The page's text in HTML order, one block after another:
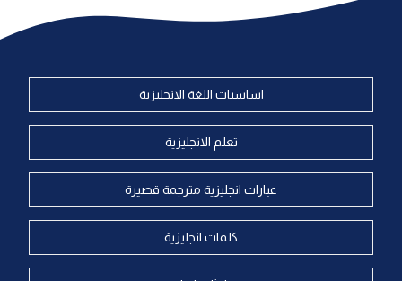
اساسيات اللغة الانجليزية
تعلم الانجليزية
عبارات انجليزية مترجمة قصيرة
كلمات انجليزية